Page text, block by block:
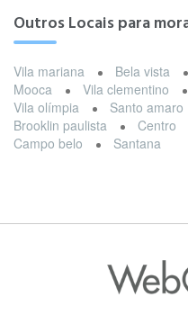
Outros Locais para
Vila mariana Bela vista
Mooca
Vila clementino
Vila olímpia
Santo amaro
Brooklin paulista
Centro
Campo belo
Santana